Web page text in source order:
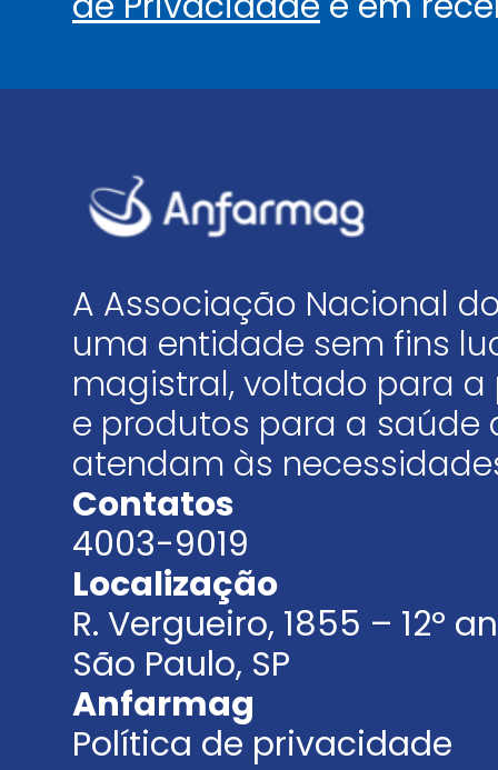
A Associação Nacional
uma entidade sem fins
magistral, voltado para
e produtos para a saúde
atendam às
Contatos
4003-9019
Localização
R. Vergueiro, 1855 – 12º
São Paulo, SP
Anfarmag
Política de privacidade